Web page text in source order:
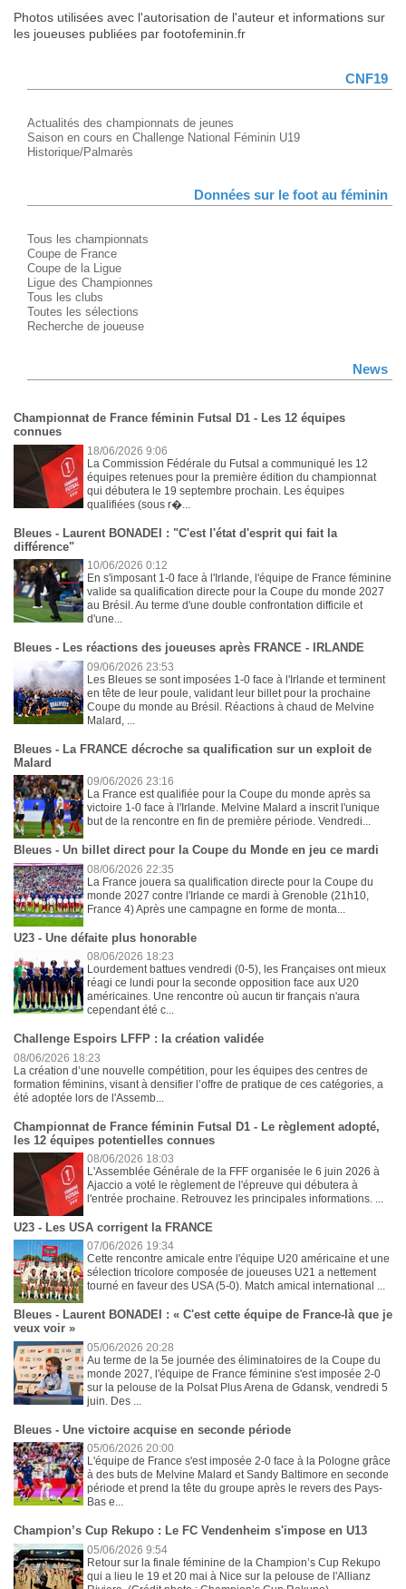
Photos utilisées avec l'autorisation de l'auteur et informations sur
les joueuses publiées par footofeminin.fr
CNF19
Actualités des championnats de jeunes
Saison en cours en Challenge National Féminin U19
Historique/Palmarès
Données sur le foot au féminin
Tous les championnats
Coupe de France
Coupe de la Ligue
Ligue des Championnes
Tous les clubs
Toutes les sélections
Recherche de joueuse
News
Championnat de France féminin Futsal D1 - Les 12 équipes
connues
18/06/2026 9:06
La Commission Fédérale du Futsal a communiqué les 12
équipes retenues pour la première édition du championnat
qui débutera le 19 septembre prochain. Les équipes
qualifiées (sous r�...
Bleues - Laurent BONADEI : "C'est l'état d'esprit qui fait la
différence"
10/06/2026 0:12
En s'imposant 1-0 face à l'Irlande, l'équipe de France féminine
valide sa qualification directe pour la Coupe du monde 2027
au Brésil. Au terme d'une double confrontation difficile et
d'une...
Bleues - Les réactions des joueuses après FRANCE - IRLANDE
09/06/2026 23:53
Les Bleues se sont imposées 1-0 face à l'Irlande et terminent
en tête de leur poule, validant leur billet pour la prochaine
Coupe du monde au Brésil. Réactions à chaud de Melvine
Malard, ...
Bleues - La FRANCE décroche sa qualification sur un exploit de
Malard
09/06/2026 23:16
La France est qualifiée pour la Coupe du monde après sa
victoire 1-0 face à l'Irlande. Melvine Malard a inscrit l'unique
but de la rencontre en fin de première période. Vendredi...
Bleues - Un billet direct pour la Coupe du Monde en jeu ce mardi
08/06/2026 22:35
La France jouera sa qualification directe pour la Coupe du
monde 2027 contre l'Irlande ce mardi à Grenoble (21h10,
France 4) Après une campagne en forme de monta...
U23 - Une défaite plus honorable
08/06/2026 18:23
Lourdement battues vendredi (0-5), les Françaises ont mieux
réagi ce lundi pour la seconde opposition face aux U20
américaines. Une rencontre où aucun tir français n'aura
cependant été c...
Challenge Espoirs LFFP : la création validée
08/06/2026 18:23
La création d’une nouvelle compétition, pour les équipes des centres de
formation féminins, visant à densifier l’offre de pratique de ces catégories, a
été adoptée lors de l'Assemb...
Championnat de France féminin Futsal D1 - Le règlement adopté,
les 12 équipes potentielles connues
08/06/2026 18:03
L'Assemblée Générale de la FFF organisée le 6 juin 2026 à
Ajaccio a voté le règlement de l'épreuve qui débutera à
l'entrée prochaine. Retrouvez les principales informations. ...
U23 - Les USA corrigent la FRANCE
07/06/2026 19:34
Cette rencontre amicale entre l'équipe U20 américaine et une
sélection tricolore composée de joueuses U21 a nettement
tourné en faveur des USA (5-0). Match amical international ...
Bleues - Laurent BONADEI : « C'est cette équipe de France-là que je
veux voir »
05/06/2026 20:28
Au terme de la 5e journée des éliminatoires de la Coupe du
monde 2027, l'équipe de France féminine s'est imposée 2-0
sur la pelouse de la Polsat Plus Arena de Gdansk, vendredi 5
juin. Des ...
Bleues - Une victoire acquise en seconde période
05/06/2026 20:00
L'équipe de France s'est imposée 2-0 face à la Pologne grâce
à des buts de Melvine Malard et Sandy Baltimore en seconde
période et prend la tête du groupe après le revers des Pays-
Bas e...
Champion’s Cup Rekupo : Le FC Vendenheim s'impose en U13
05/06/2026 9:54
Retour sur la finale féminine de la Champion’s Cup Rekupo
qui a lieu le 19 et 20 mai à Nice sur la pelouse de l'Allianz